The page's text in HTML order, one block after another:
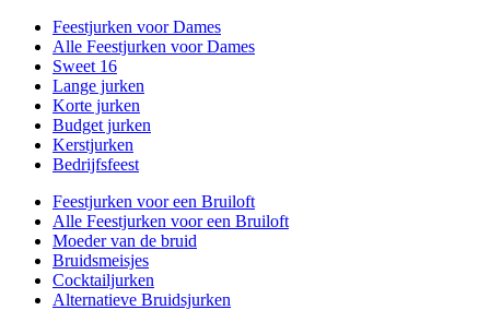
Feestjurken voor Dames
Alle Feestjurken voor Dames
Sweet 16
Lange jurken
Korte jurken
Budget jurken
Kerstjurken
Bedrijfsfeest
Feestjurken voor een Bruiloft
Alle Feestjurken voor een Bruiloft
Moeder van de bruid
Bruidsmeisjes
Cocktailjurken
Alternatieve Bruidsjurken